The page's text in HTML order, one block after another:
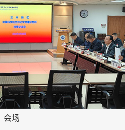
会场